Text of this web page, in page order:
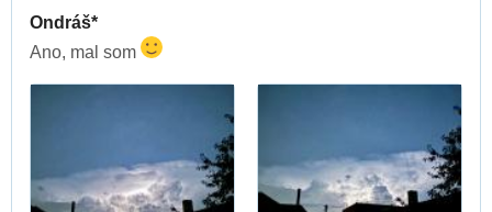
Ondráš*
Ano, mal som